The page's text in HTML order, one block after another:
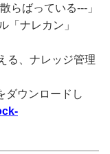
らばっている---」
「ナレカン」
る、ナレッジ管理
ダウンロードし